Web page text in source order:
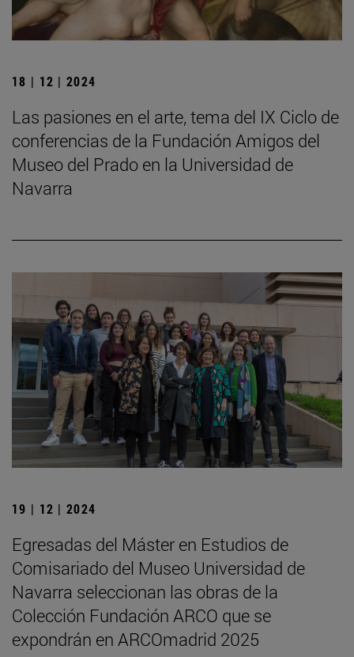
18 | 12 | 2024
Las pasiones en el arte, tema del IX Ciclo de
conferencias de la Fundación Amigos del
Museo del Prado en la Universidad de
Navarra
19 | 12 | 2024
Egresadas del Máster en Estudios de
Comisariado del Museo Universidad de
Navarra seleccionan las obras de la
Colección Fundación ARCO que se
expondrán en ARCOmadrid 2025